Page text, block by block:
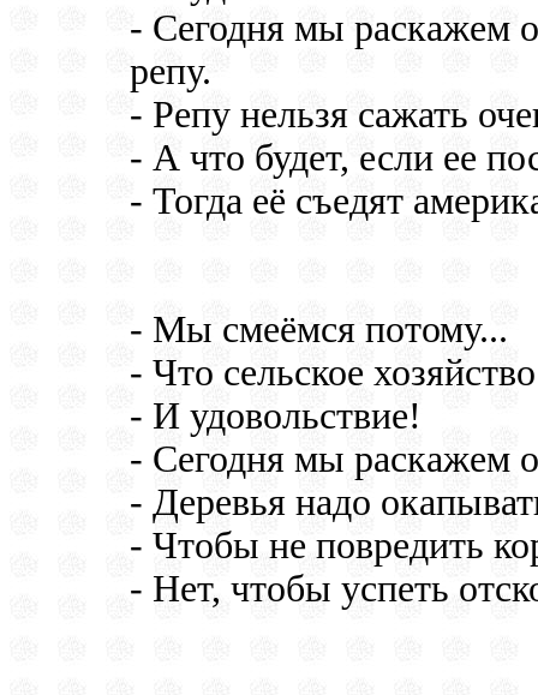
- Сегодня мы раскажем
репу.
- Репу нельзя сажать
- А что будет, если ее
- Тогда её съедят
- Мы смеёмся потому...
- Что сельское
- И удовольствие!
- Сегодня мы раскажем
- Деревья надо
- Чтобы не повредить
- Нет, чтобы успеть